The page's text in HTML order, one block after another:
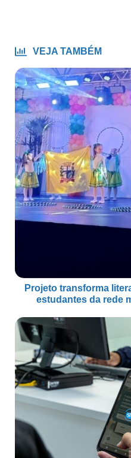
VEJA TAMBÉM
Projeto transforma
estudantes da rede